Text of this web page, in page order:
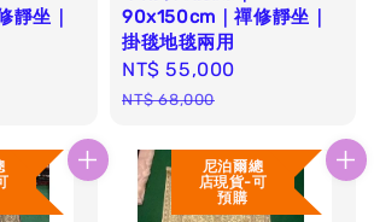
靜坐｜
90x150cm｜禪修靜坐｜
掛毯地毯兩用
Sale
price
NT$ 55,000
NT$ 68,000
尼泊爾總
店現貨-可
預購